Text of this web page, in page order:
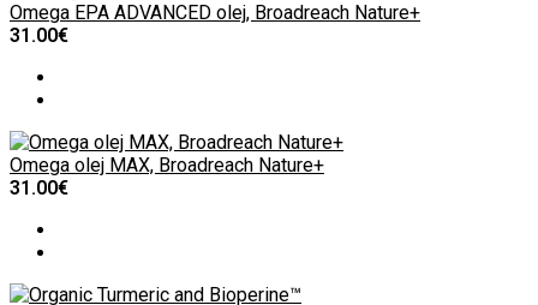
Omega EPA ADVANCED olej, Broadreach Nature+
31.00€
Omega olej MAX, Broadreach Nature+
31.00€